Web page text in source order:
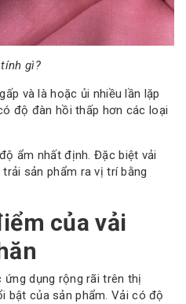
gì?
và là hoặc ủi nhiều lần lặp
độ đàn hồi thấp hơn các loại
ẩm nhất định. Đặc biệt vải
sản phẩm ra vị trí bằng
của vải
ứng dụng rộng rãi trên thị
bật của sản phẩm. Vải có độ